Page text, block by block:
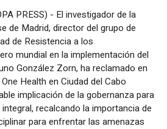
PRESS) - El investigador de la
de Madrid, director del grupo de
de Resistencia a los
mundial en la implementación del
González Zorn, ha reclamado en
Health en Ciudad del Cabo
implicación de la gobernanza para
recalcando la importancia de
para enfrentar las amenazas